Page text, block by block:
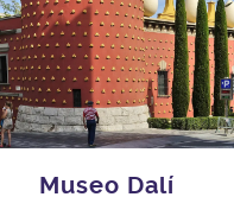
Museo Dalí